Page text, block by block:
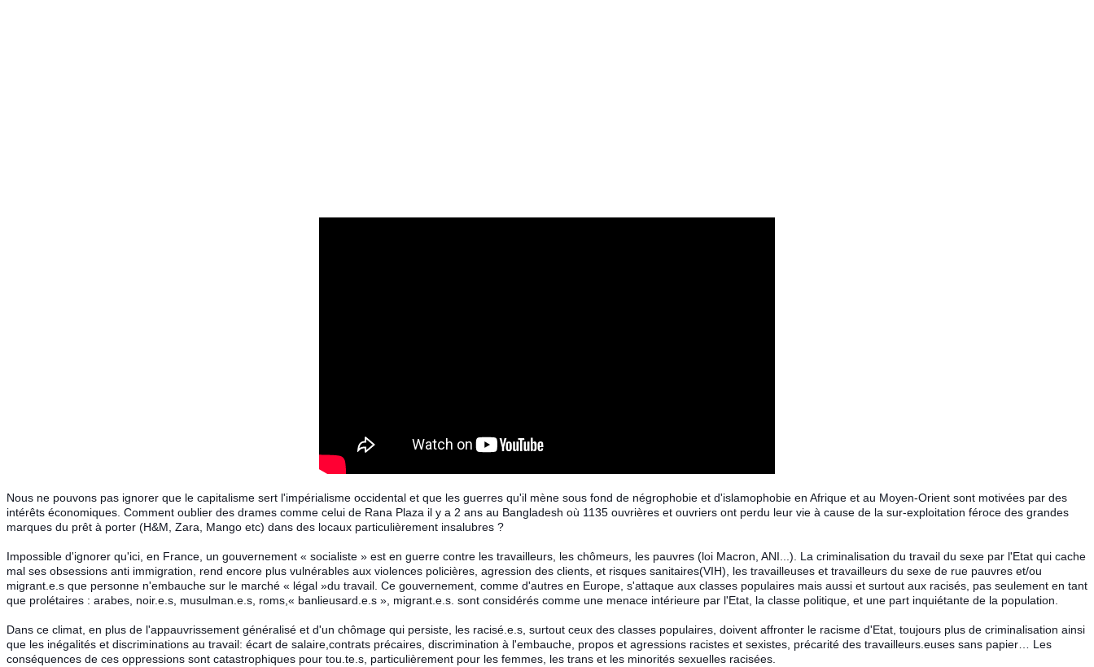
Nous ne pouvons pas ignorer que le capitalisme sert l'impérialisme occidental et que les guerres qu'il mène sous fond de négrophobie et d'islamophobie en Afrique et au Moyen-Orient sont motivées par des
intérêts économiques. Comment oublier des drames comme celui de Rana Plaza il y a 2 ans au Bangladesh où 1135 ouvrières et ouvriers ont perdu leur vie à cause de la sur-exploitation féroce des grandes
marques du prêt à porter (H&M, Zara, Mango etc) dans des locaux particulièrement insalubres ?
Impossible d'ignorer qu'ici, en France, un gouvernement « socialiste » est en guerre contre les travailleurs, les chômeurs, les pauvres (loi Macron, ANI...). La criminalisation du travail du sexe par l'Etat qui cache
mal ses obsessions anti immigration, rend encore plus vulnérables aux violences policières, agression des clients, et risques sanitaires(VIH), les travailleuses et travailleurs du sexe de rue pauvres et/ou
migrant.e.s que personne n'embauche sur le marché « légal »du travail. Ce gouvernement, comme d'autres en Europe, s'attaque aux classes populaires mais aussi et surtout aux racisés, pas seulement en tant
que prolétaires : arabes, noir.e.s, musulman.e.s, roms,« banlieusard.e.s », migrant.e.s. sont considérés comme une menace intérieure par l'Etat, la classe politique, et une part inquiétante de la population.
Dans ce climat, en plus de l'appauvrissement généralisé et d'un chômage qui persiste, les racisé.e.s, surtout ceux des classes populaires, doivent affronter le racisme d'Etat, toujours plus de criminalisation ainsi
que les inégalités et discriminations au travail: écart de salaire,contrats précaires, discrimination à l'embauche, propos et agressions racistes et sexistes, précarité des travailleurs.euses sans papier… Les
conséquences de ces oppressions sont catastrophiques pour tou.te.s, particulièrement pour les femmes, les trans et les minorités sexuelles racisées.